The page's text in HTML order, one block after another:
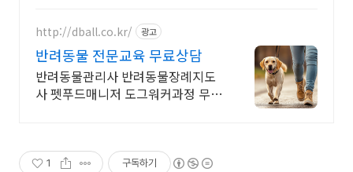
http://dball.co.kr/ 광고
반려동물 전문교육 무료상담
반려동물관리사 반려동물장례지도
사 펫푸드매니저 도그워커과정 무료
1 구독하기